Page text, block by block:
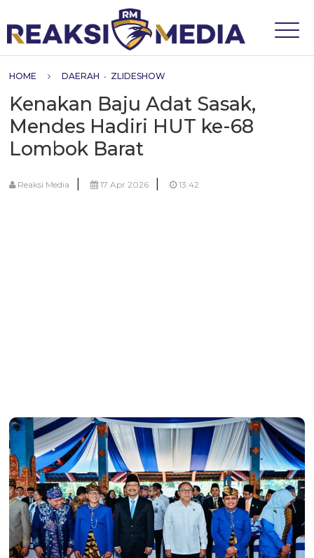
HOME DAERAH • ZLIDESHOW
Kenakan Baju Adat Sasak,
Mendes Hadiri HUT ke-68
Lombok Barat
Reaksi Media | 17 Apr 2026 | 13:42